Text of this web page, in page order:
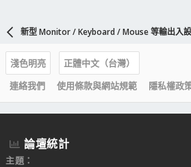
新型 Monitor / Keyboard / Mouse 等輸出入
淺色明亮
正體中文（台灣）
連絡我們
使用條款與網站規範 隱私權政
論壇統計
主題